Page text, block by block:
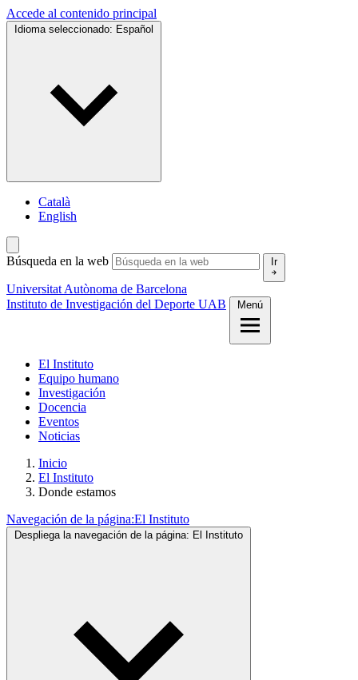
Accede al contenido principal
Idioma seleccionado: Español
Català
English
Búsqueda en la web Ir
Universitat Autònoma de Barcelona
Instituto de Investigación del Deporte UAB
Menú
El Instituto
Equipo humano
Investigación
Docencia
Eventos
Noticias
Inicio
El Instituto
Donde estamos
Navegación de la página:El Instituto
Despliega la navegación de la página: El Instituto